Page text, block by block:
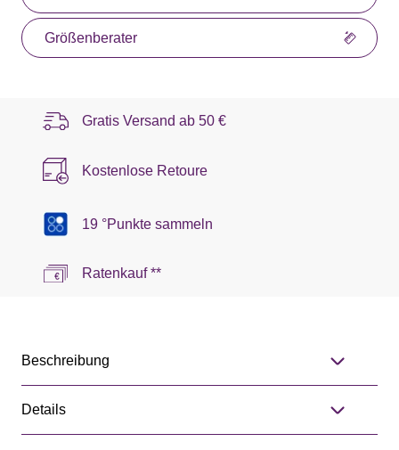
Größenberater
Gratis Versand ab 50 €
Kostenlose Retoure
19 °Punkte sammeln
Ratenkauf **
Beschreibung
Details